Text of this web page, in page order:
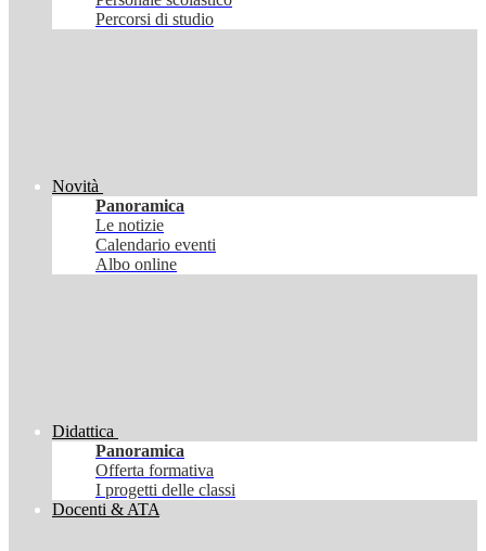
Percorsi di studio
Novità
Panoramica
Le notizie
Calendario eventi
Albo online
Didattica
Panoramica
Offerta formativa
I progetti delle classi
Docenti & ATA